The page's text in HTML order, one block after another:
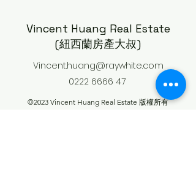
0222666647
Vincent Huang Real Estate
(紐西蘭房產大叔)
Vincent.huang@raywhite.com
0222 6666 47
©2023 Vincent Huang Real Estate 版權所有